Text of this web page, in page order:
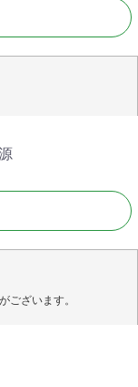
ざいます。